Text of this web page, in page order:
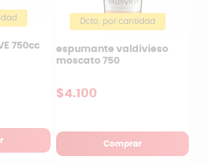
750cc
Dcto. por cantidad
espumante valdivieso
moscato 750
$4.100
Comprar